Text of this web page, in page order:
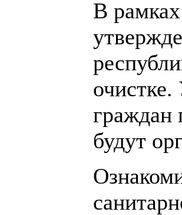
В
очистке.
граждан
будут